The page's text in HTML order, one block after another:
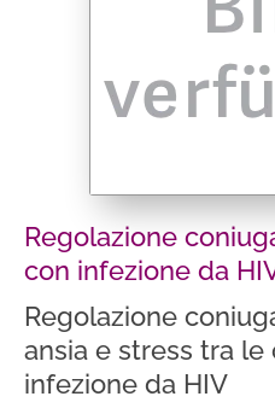
Regolazione
con infezione da
Regolazione
ansia e stress tra le
infezione da HIV